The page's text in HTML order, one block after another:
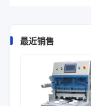
最近销售